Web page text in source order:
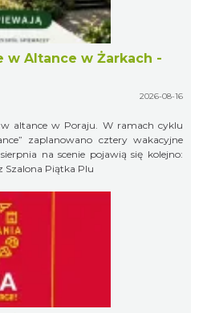
w Altance w Żarkach -
2026-08-16
altance w Poraju. W ramach cyklu
zaplanowano cztery wakacyjne
na scenie pojawią się kolejno:
Szalona Piątka Plu